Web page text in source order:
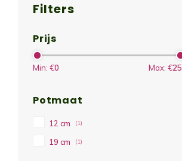
Filters
Prijs
Min: €0 Max: €25
Potmaat
12 cm (1)
19 cm (1)